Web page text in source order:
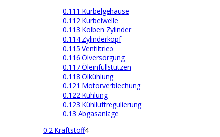
0.111 Kurbelgehäuse
0.112 Kurbelwelle
0.113 Kolben Zylinder
0.114 Zylinderkopf
0.115 Ventiltrieb
0.116 Ölversorgung
0.117 Öleinfüllstutzen
0.118 Ölkühlung
0.121 Motorverblechung
0.122 Kühlung
0.123 Kühlluftregulierung
0.13 Abgasanlage
0.2 Kraftstoff4